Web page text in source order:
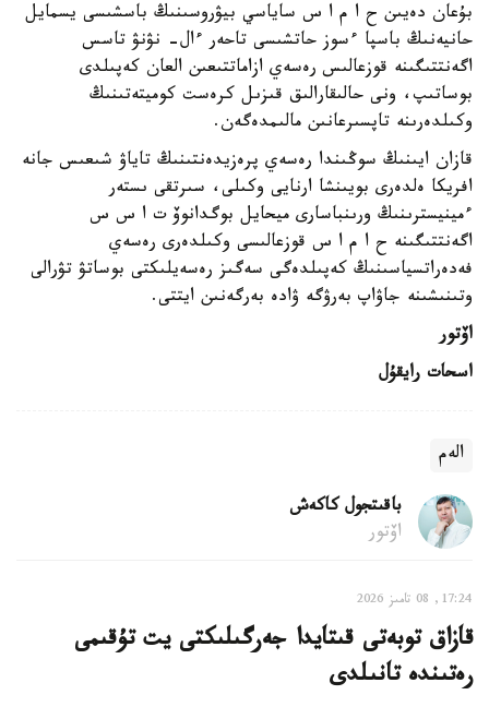
بۇعان دەيىن ح ا م ا س ساياسي بيۋروسىنىڭ باسشىسى يسمايل
حانيەنىڭ باسپا ءسوز حاتشىسى تاحەر ءال- نۋنۋ تاسس
اگەنتتىگىنە قوزعالىس رەسەي ازاماتتىعىن العان كەپىلدى
بوساتىپ، ونى حالىقارالىق قىزىل كرەست كوميتەتىنىڭ
وكىلدەرىنە تاپسىرعانىن مالىمدەگەن.
قازان ايىنىڭ سوڭىندا رەسەي پرەزيدەنتىنىڭ تاياۋ شىعىس جانە
افريكا ەلدەرى بويىنشا ارنايى وكىلى، سىرتقى ىستەر
ءمينيسترىنىڭ ورىنباسارى ميحايل بوگدانوۆ ت ا س س
اگەنتتىگىنە ح ا م ا س قوزعالىسى وكىلدەرى رەسەي
فەدەراتسياسىنىڭ كەپىلدەگى سەگىز رەسەيلىكتى بوساتۋ تۋرالى
وتىنىشىنە جاۋاپ بەرۋگە ۋادە بەرگەنىن ايتتى.
اۆتور
اسحات رايقۇل
الەم
باقىتجول كاكەش
اۆتور
17:24, 08 تامىز 2026
قازاق توبەتى قىتايدا جەرگىلىكتى يت تۇقىمى
رەتىندە تانىلدى